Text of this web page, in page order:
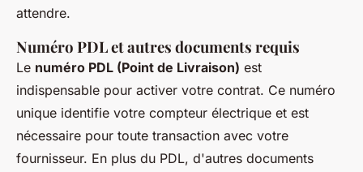
attendre.
Numéro PDL et autres documents requis
Le numéro PDL (Point de Livraison) est
indispensable pour activer votre contrat. Ce numéro
unique identifie votre compteur électrique et est
nécessaire pour toute transaction avec votre
fournisseur. En plus du PDL, d'autres documents